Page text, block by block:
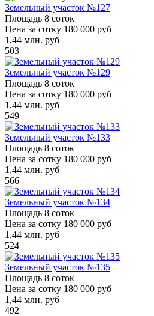
Земельный участок №127
Площадь 8 соток
Цена за сотку 180 000 руб
1,44 млн. руб
503
Земельный участок №129
Площадь 8 соток
Цена за сотку 180 000 руб
1,44 млн. руб
549
Земельный участок №133
Площадь 8 соток
Цена за сотку 180 000 руб
1,44 млн. руб
566
Земельный участок №134
Площадь 8 соток
Цена за сотку 180 000 руб
1,44 млн. руб
524
Земельный участок №135
Площадь 8 соток
Цена за сотку 180 000 руб
1,44 млн. руб
492